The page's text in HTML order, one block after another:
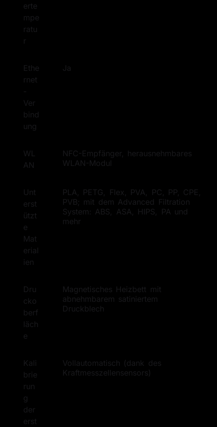
erte
mpe
ratu
r
Ethe
rnet
Ver
bind
ung
Ja
WL
AN
NFC-Empfänger, herausnehmbares
WLAN-Modul
Unt
erst
ützt
e
Mat
erial
ien
PLA, PETG, Flex, PVA, PC, PP, CPE,
PVB; mit dem Advanced Filtration
System: ABS, ASA, HIPS, PA und
mehr
Dru
cko
berf
läch
e
Magnetisches Heizbett mit
abnehmbarem satiniertem
Druckblech
Kali
brie
run
g
der
erst
Vollautomatisch (dank des
Kraftmesszellensensors)